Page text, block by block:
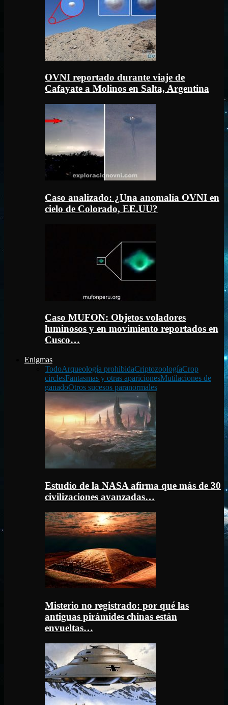
OVNI reportado durante viaje de
Cafayate a Molinos en Salta, Argentina
Caso analizado: ¿Una anomalía OVNI en
cielo de Colorado, EE.UU?
Caso MUFON: Objetos voladores
luminosos y en movimiento reportados en
Cusco…
Enigmas
TodoArqueología prohibidaCriptozoologíaCrop
circlesFantasmas y otras aparicionesMutilaciones de
ganadoOtros sucesos paranormales
Estudio de la NASA afirma que más de 30
civilizaciones avanzadas…
Misterio no registrado: por qué las
antiguas pirámides chinas están
envueltas…